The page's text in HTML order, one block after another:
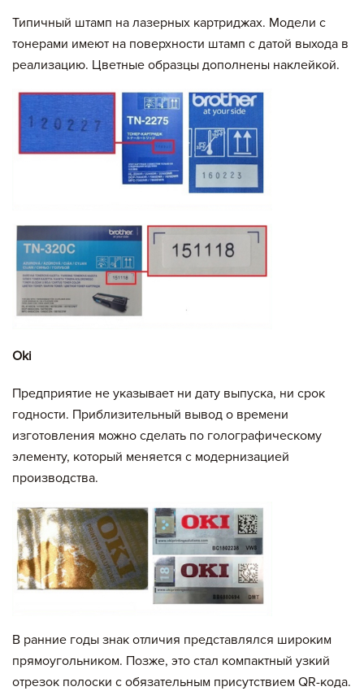
Типичный штамп на лазерных картриджах. Модели с
тонерами имеют на поверхности штамп с датой выхода в
реализацию. Цветные образцы дополнены наклейкой.
Oki
Предприятие не указывает ни дату выпуска, ни срок
годности. Приблизительный вывод о времени
изготовления можно сделать по голографическому
элементу, который меняется с модернизацией
производства.
В ранние годы знак отличия представлялся широким
прямоугольником. Позже, это стал компактный узкий
отрезок полоски с обязательным присутствием QR-кода.